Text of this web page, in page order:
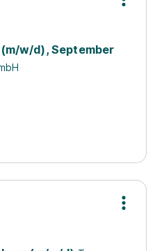
w/d), September